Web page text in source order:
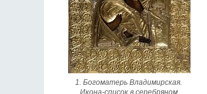
1. Богоматерь Владимирская.
Икона-список в серебряном